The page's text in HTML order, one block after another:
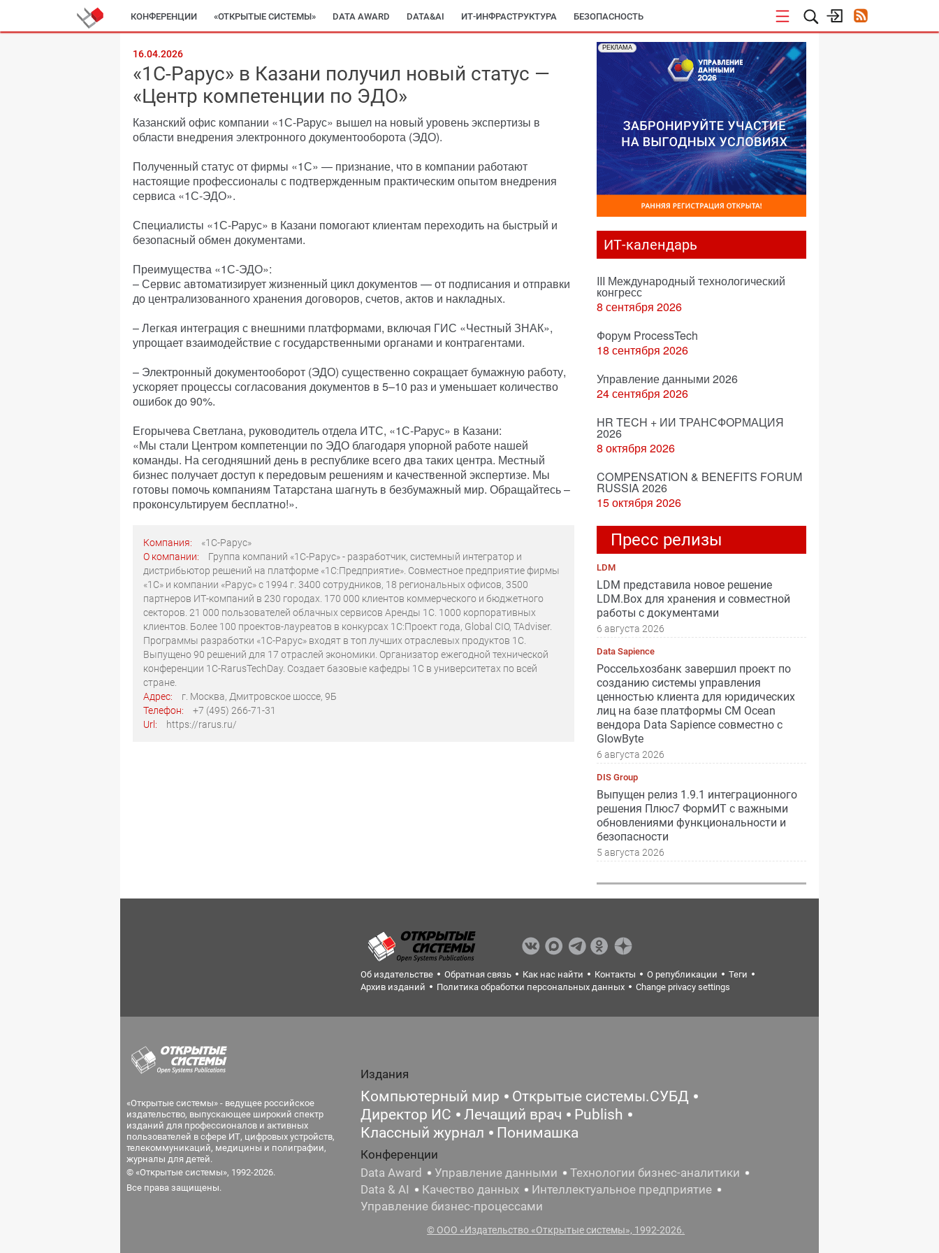
КОНФЕРЕНЦИИ «ОТКРЫТЫЕ СИСТЕМЫ» DATA AWARD DATA&AI ИТ-ИНФРАСТРУКТУРА БЕЗОПАСНОСТЬ
16.04.2026
«1С-Рарус» в Казани получил новый статус —
«Центр компетенции по ЭДО»
Казанский офис компании «1С-Рарус» вышел на новый уровень экспертизы в
области внедрения электронного документооборота (ЭДО).
Полученный статус от фирмы «1С» — признание, что в компании работают
настоящие профессионалы с подтвержденным практическим опытом внедрения
сервиса «1С-ЭДО».
Специалисты «1С-Рарус» в Казани помогают клиентам переходить на быстрый и
безопасный обмен документами.
Преимущества «1С-ЭДО»:
– Сервис автоматизирует жизненный цикл документов — от подписания и отправки
до централизованного хранения договоров, счетов, актов и накладных.
– Легкая интеграция с внешними платформами, включая ГИС «Честный ЗНАК»,
упрощает взаимодействие с государственными органами и контрагентами.
– Электронный документооборот (ЭДО) существенно сокращает бумажную работу,
ускоряет процессы согласования документов в 5–10 раз и уменьшает количество
ошибок до 90%.
Егорычева Светлана, руководитель отдела ИТС, «1С-Рарус» в Казани:
«Мы стали Центром компетенции по ЭДО благодаря упорной работе нашей
команды. На сегодняшний день в республике всего два таких центра. Местный
бизнес получает доступ к передовым решениям и качественной экспертизе. Мы
готовы помочь компаниям Татарстана шагнуть в безбумажный мир. Обращайтесь –
проконсультируем бесплатно!».
Компания:
«1С-Рарус»
О компании:
Группа компаний «1С-Рарус» - разработчик, системный интегратор и
дистрибьютор решений на платформе «1С:Предприятие». Совместное предприятие фирмы
«1С» и компании «Рарус» с 1994 г. 3400 сотрудников, 18 региональных офисов, 3500
партнеров ИТ-компаний в 230 городах. 170 000 клиентов коммерческого и бюджетного
секторов. 21 000 пользователей облачных сервисов Аренды 1С. 1000 корпоративных
клиентов. Более 100 проектов-лауреатов в конкурсах 1С:Проект года, Global CIO, TAdviser.
Программы разработки «1С-Рарус» входят в топ лучших отраслевых продуктов 1С.
Выпущено 90 решений для 17 отраслей экономики. Организатор ежегодной технической
конференции 1С-RarusTechDay. Создает базовые кафедры 1С в университетах по всей
стране.
Адрес:
г. Москва, Дмитровское шоссе, 9Б
Телефон:
+7 (495) 266-71-31
Url:
https://rarus.ru/
РЕКЛАМА
ИТ-календарь
III Международный технологический
конгресс
8 сентября 2026
Форум ProcessTech
18 сентября 2026
Управление данными 2026
24 сентября 2026
HR TECH + ИИ ТРАНСФОРМАЦИЯ
2026
8 октября 2026
COMPENSATION & BENEFITS FORUM
RUSSIA 2026
15 октября 2026
Пресс релизы
LDM
LDM представила новое решение
LDM.Box для хранения и совместной
работы с документами
6 августа 2026
Data Sapience
Россельхозбанк завершил проект по
созданию системы управления
ценностью клиента для юридических
лиц на базе платформы CM Ocean
вендора Data Sapience совместно с
GlowByte
6 августа 2026
DIS Group
Выпущен релиз 1.9.1 интеграционного
решения Плюс7 ФормИТ с важными
обновлениями функциональности и
безопасности
5 августа 2026
Об издательстве Обратная связь Как нас найти Контакты О републикации
Теги
Архив изданий
Политика обработки персональных данных Change privacy settings
«Открытые системы» - ведущее российское
издательство, выпускающее широкий спектр
изданий для профессионалов и активных
пользователей в сфере ИТ, цифровых устройств,
телекоммуникаций, медицины и полиграфии,
журналы для детей.
© «Открытые системы», 1992-2026.
Все права защищены.
Издания
Компьютерный мир
Открытые системы.СУБД
Директор ИС
Лечащий врач
Publish
Классный журнал
Понимашка
Конференции
Data Award
Управление данными
Технологии бизнес-аналитики
Data & AI
Качество данных
Интеллектуальное предприятие
Управление бизнес-процессами
© ООО «Издательство «Открытые системы», 1992-2026.